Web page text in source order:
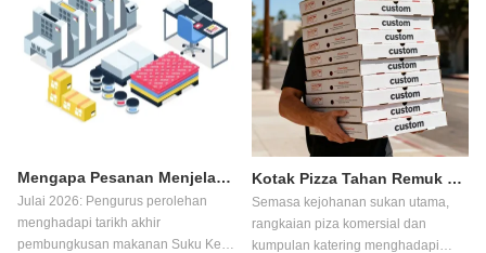
pembungkusan yang menghadapi
perubahan bahan mandatori dan
bila.
jenama di sebalik peralihan seluruh
industri yang membentuk semula
perolehan bekas makanan.
Mengapa Pesanan Menjelang Ogos Mengurangkan Kos 30%
Julai 2026: Pengurus perolehan
menghadapi tarikh akhir
pembungkusan makanan Suku Ke-
Kotak Pizza Tahan Remuk untuk Penghantaran Bersusun Berat
Semasa kejohanan sukan utama,
rangkaian piza komersial dan
kumpulan katering menghadapi